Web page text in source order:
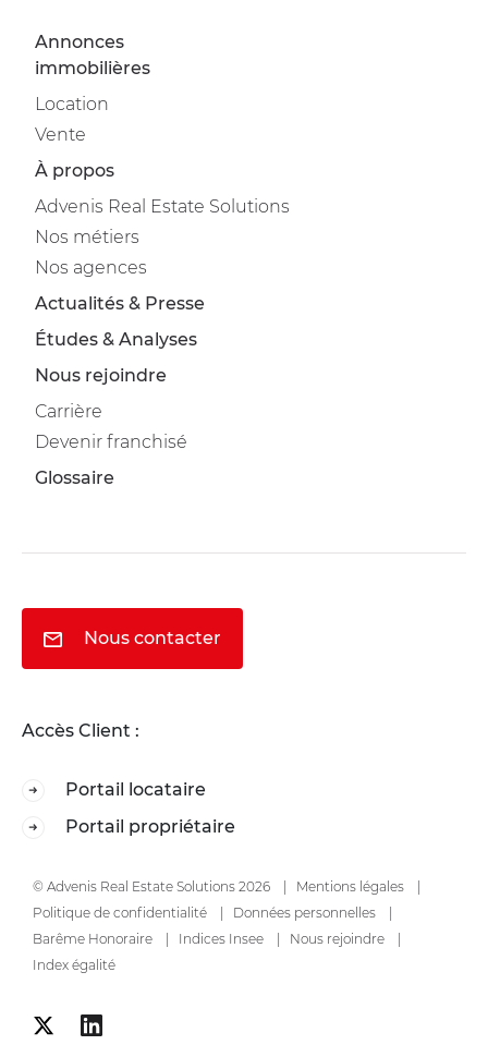
Annonces
immobilières
Location
Vente
À propos
Advenis Real Estate Solutions
Nos métiers
Nos agences
Actualités & Presse
Études & Analyses
Nous rejoindre
Carrière
Devenir franchisé
Glossaire
Nous contacter
Accès Client :
Portail locataire
Portail propriétaire
© Advenis Real Estate Solutions 2026
Mentions légales
Politique de confidentialité
Données personnelles
Barême Honoraire
Indices Insee
Nous rejoindre
Index égalité